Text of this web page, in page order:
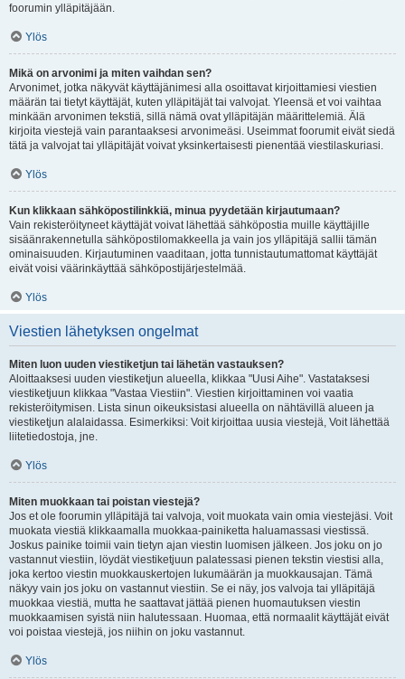
foorumin ylläpitäjään.
Ylös
Mikä on arvonimi ja miten vaihdan sen?
Arvonimet, jotka näkyvät käyttäjänimesi alla osoittavat kirjoittamiesi viestien
määrän tai tietyt käyttäjät, kuten ylläpitäjät tai valvojat. Yleensä et voi vaihtaa
minkään arvonimen tekstiä, sillä nämä ovat ylläpitäjän määrittelemiä. Älä
kirjoita viestejä vain parantaaksesi arvonimeäsi. Useimmat foorumit eivät siedä
tätä ja valvojat tai ylläpitäjät voivat yksinkertaisesti pienentää viestilaskuriasi.
Ylös
Kun klikkaan sähköpostilinkkiä, minua pyydetään kirjautumaan?
Vain rekisteröityneet käyttäjät voivat lähettää sähköpostia muille käyttäjille
sisäänrakennetulla sähköpostilomakkeella ja vain jos ylläpitäjä sallii tämän
ominaisuuden. Kirjautuminen vaaditaan, jotta tunnistautumattomat käyttäjät
eivät voisi väärinkäyttää sähköpostijärjestelmää.
Ylös
Viestien lähetyksen ongelmat
Miten luon uuden viestiketjun tai lähetän vastauksen?
Aloittaaksesi uuden viestiketjun alueella, klikkaa "Uusi Aihe". Vastataksesi
viestiketjuun klikkaa "Vastaa Viestiin". Viestien kirjoittaminen voi vaatia
rekisteröitymisen. Lista sinun oikeuksistasi alueella on nähtävillä alueen ja
viestiketjun alalaidassa. Esimerkiksi: Voit kirjoittaa uusia viestejä, Voit lähettää
liitetiedostoja, jne.
Ylös
Miten muokkaan tai poistan viestejä?
Jos et ole foorumin ylläpitäjä tai valvoja, voit muokata vain omia viestejäsi. Voit
muokata viestiä klikkaamalla muokkaa-painiketta haluamassasi viestissä.
Joskus painike toimii vain tietyn ajan viestin luomisen jälkeen. Jos joku on jo
vastannut viestiin, löydät viestiketjuun palatessasi pienen tekstin viestisi alla,
joka kertoo viestin muokkauskertojen lukumäärän ja muokkausajan. Tämä
näkyy vain jos joku on vastannut viestiin. Se ei näy, jos valvoja tai ylläpitäjä
muokkaa viestiä, mutta he saattavat jättää pienen huomautuksen viestin
muokkaamisen syistä niin halutessaan. Huomaa, että normaalit käyttäjät eivät
voi poistaa viestejä, jos niihin on joku vastannut.
Ylös